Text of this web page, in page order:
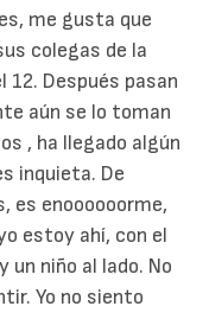
me gusta que
colegas de la
12. Después pasan
aún se lo toman
, ha llegado algún
inquieta. De
es enoooooorme,
estoy ahí, con el
un niño al lado. No
Yo no siento